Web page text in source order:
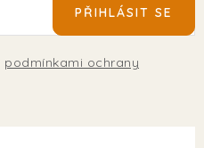
podmínkami ochrany
PŘIHLÁSIT SE